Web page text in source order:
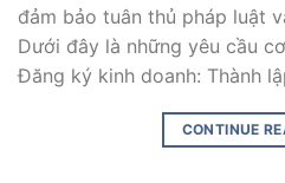
đảm bảo tuân thủ pháp luật
Dưới đây là những yêu cầu
Đăng ký kinh doanh: Thành
CONTINUE